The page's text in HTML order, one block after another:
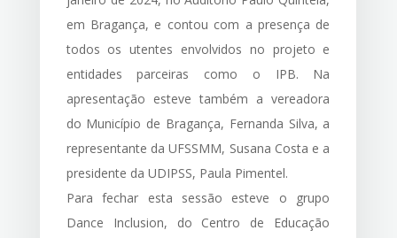
em Bragança, e contou com a presença de
todos os utentes envolvidos no projeto e
entidades parceiras como o IPB. Na
apresentação esteve também a vereadora
do Município de Bragança, Fernanda Silva, a
representante da UFSSMM, Susana Costa e a
presidente da UDIPSS, Paula Pimentel.
Para fechar esta sessão esteve o grupo
Dance Inclusion, do Centro de Educação